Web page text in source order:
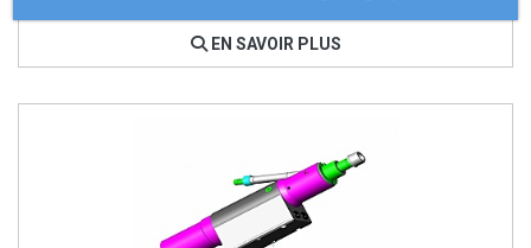
EN SAVOIR PLUS